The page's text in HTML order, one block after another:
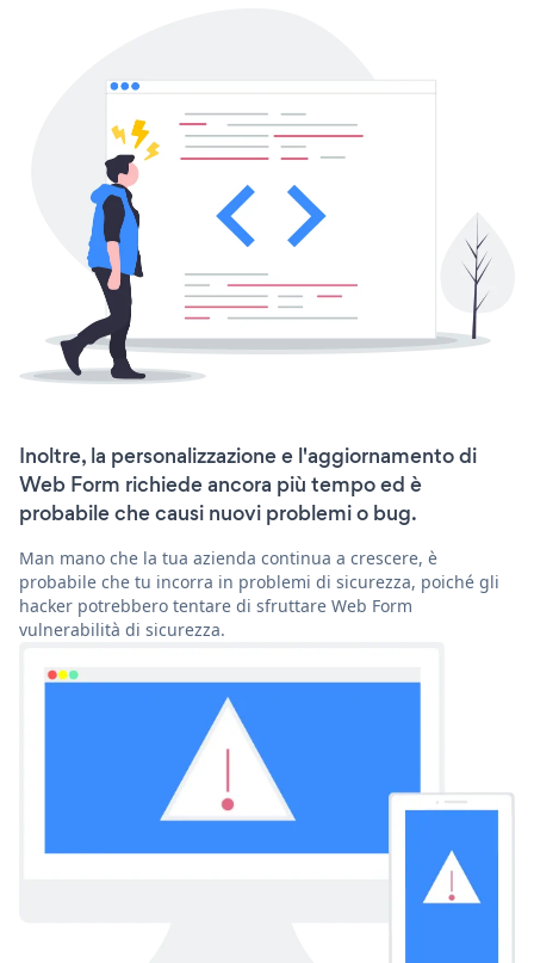
Inoltre, la personalizzazione e l'aggiornamento di
Web Form richiede ancora più tempo ed è
probabile che causi nuovi problemi o bug.
Man mano che la tua azienda continua a crescere, è
probabile che tu incorra in problemi di sicurezza, poiché gli
hacker potrebbero tentare di sfruttare Web Form
vulnerabilità di sicurezza.